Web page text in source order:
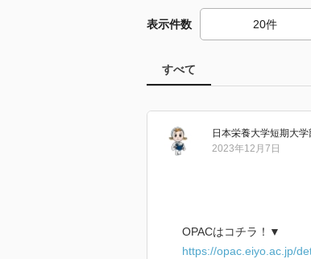
表示件数
すべて
日本栄養大学短期大
2023年12月7日
OPACはコチラ！▼
https://opac.eiyo.ac.jp/